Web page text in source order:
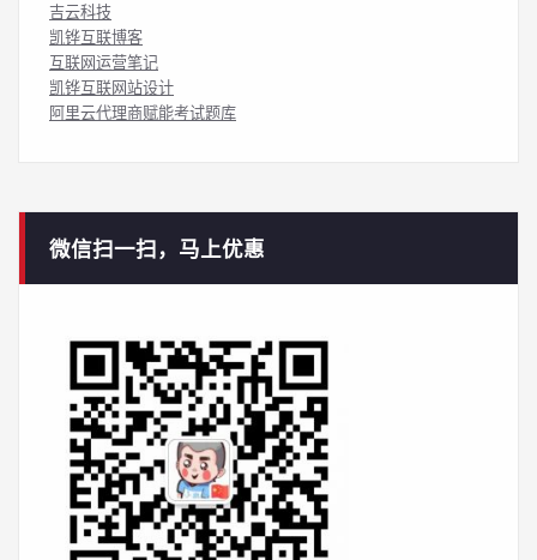
吉云科技
凯铧互联博客
互联网运营笔记
凯铧互联网站设计
阿里云代理商赋能考试题库
微信扫一扫，马上优惠